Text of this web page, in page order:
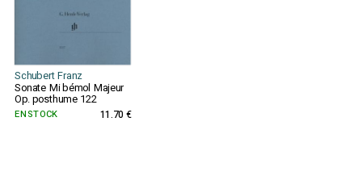
Schubert Franz
Sonate Mi bémol Majeur
Op. posthume 122
EN STOCK 11.70 €